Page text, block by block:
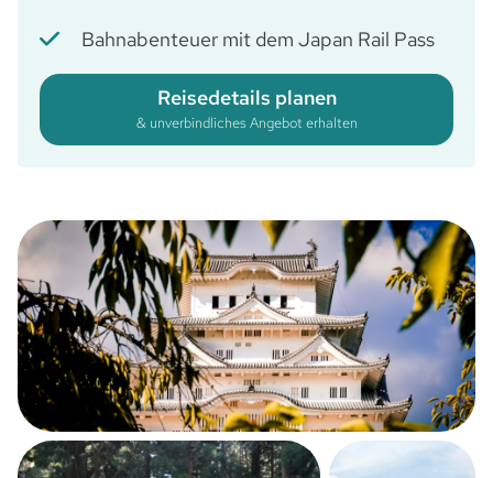
Bahnabenteuer mit dem Japan Rail Pass
Reisedetails planen
& unverbindliches Angebot erhalten